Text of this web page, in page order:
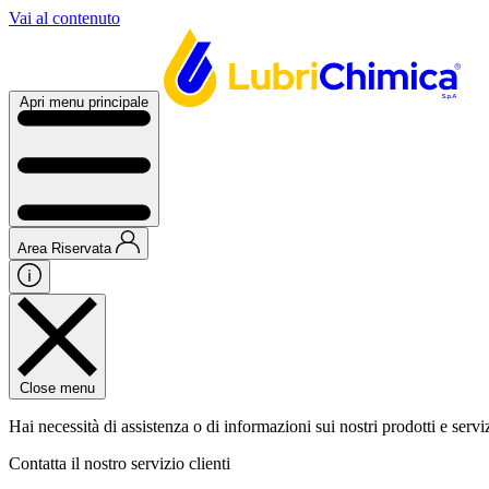
Vai al contenuto
Apri menu principale
Area Riservata
Close menu
Hai necessità di assistenza o di informazioni sui nostri prodotti e
Contatta il nostro servizio clienti